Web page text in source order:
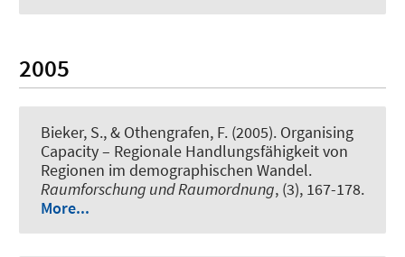
2005
Bieker, S., & Othengrafen, F. (2005). Organising
Capacity – Regionale Handlungsfähigkeit von
Regionen im demographischen Wandel.
Raumforschung und Raumordnung, (3), 167-178.
More...